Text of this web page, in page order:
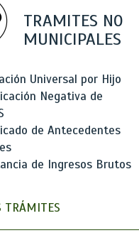
TRAMITES NO
MUNICIPALES
Universal por Hijo
Negativa de
de Antecedentes
de Ingresos Brutos
TRÁMITES